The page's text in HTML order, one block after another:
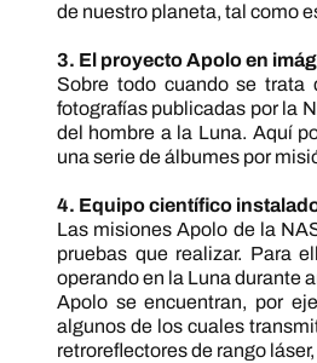
de nuestro planeta, tal como
3. El proyecto Apolo en
Sobre todo cuando se
fotografías publicadas por la
del hombre a la Luna. Aquí
una serie de álbumes por
4. Equipo científico
Las misiones Apolo de la
pruebas que realizar. Para
operando en la Luna durante
Apolo se encuentran, por
algunos de los cuales
retroreflectores de rango